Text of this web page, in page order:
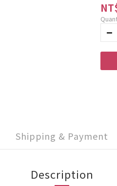
Shipping & Payment
Description